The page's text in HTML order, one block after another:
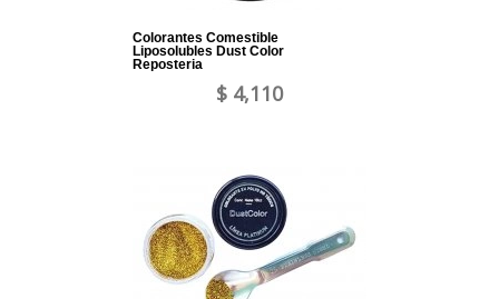
Colorantes Comestible
Liposolubles Dust Color
Reposteria
$ 4,110